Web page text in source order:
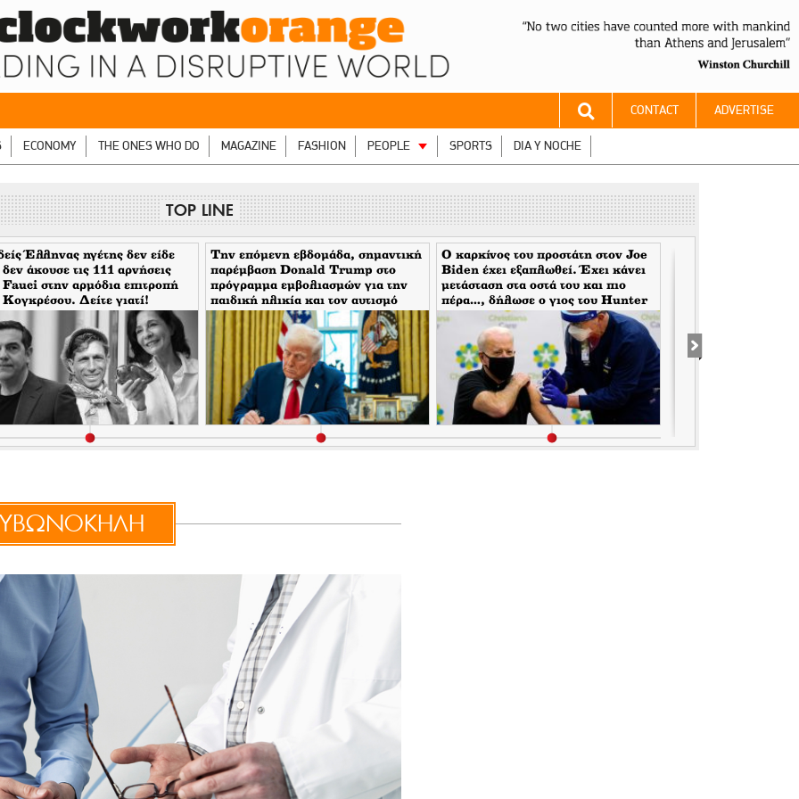
CONTACT ADVERTISE
ECONOMY THE ONES WHO DO MAGAZINE FASHION PEOPLE SPORTS DIA Y NOCHE
TOP LINE
Έλληνας ηγέτης δεν είδε
δεν άκουσε τις 111 αρνήσεις
Fauci στην αρμόδια επιτροπή
Κογκρέσου. Δείτε γιατί!
Την επόμενη εβδομάδα, σημαντική
παρέμβαση Donald Trump στο
πρόγραμμα εμβολιασμών για την
παιδική ηλικία και τον αυτισμό
Ο καρκίνος του προστάτη στον Joe
Biden έχει εξαπλωθεί. Έχει κάνει
μετάσταση στα οστά του και πιο
πέρα…, δήλωσε ο γιος του Hunter
Biden